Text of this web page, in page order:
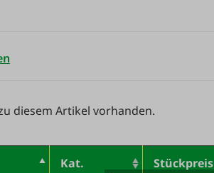
diesem Artikel vorhanden.
Kat. Stückpreis